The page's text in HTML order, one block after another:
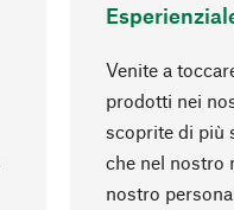
Venite a
prodotti nei
scoprite di più
che nel nostro
nostro